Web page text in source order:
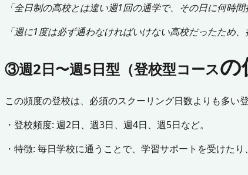
「全日制の高校とは違い週1回の通学で、その日に何時
「週に1度は必ず通わなければいけない高校だったため
③週2日〜週5日型（登校型コースの
この頻度の登校は、必須のスクーリング日数よりも多い
・登校頻度: 週2日、週3日、週4日、週5日など。
・特徴: 毎日学校に通うことで、学習サポートを受けた